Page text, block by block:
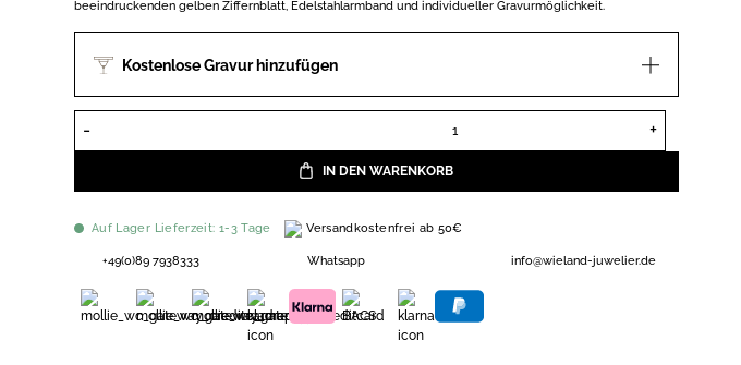
beeindruckenden gelben Ziffernblatt, Edelstahlarmband und individueller Gravurmöglichkeit.
Kostenlose Gravur hinzufügen
Seiko SSC947P1 Prospex Speedtimer Solaruhr Menge
IN DEN WARENKORB
Auf Lager Lieferzeit: 1-3 Tage Versandkostenfrei ab 50€
+49(0)89 7938333 Whatsapp info@wieland-juwelier.de